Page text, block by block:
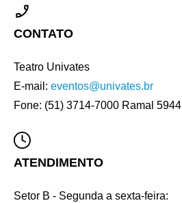
CONTATO
Teatro Univates
E-mail: eventos@univates.br
Fone: (51) 3714-7000 Ramal 5944
ATENDIMENTO
Setor B - Segunda a sexta-feira: